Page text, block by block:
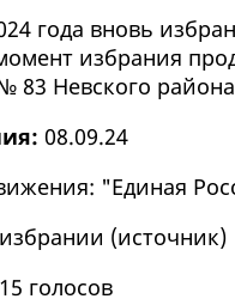
года вновь
избрания
83 Невского
08.09.24
"Единая
(источник)
голосов